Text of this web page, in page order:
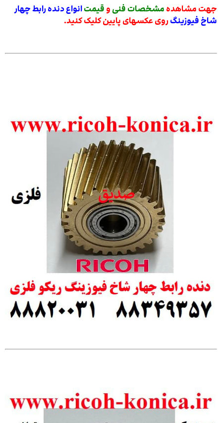
جهت مشاهده مشخصات فنی و قیمتانواع دنده رابط چهار
شاخ فیوزینگ روی عکسهای پایین کلیک کنید.